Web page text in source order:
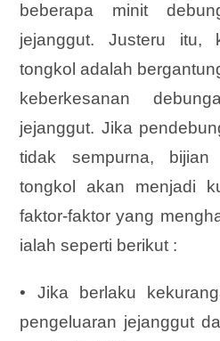
beberapa minit
jejanggut. Justeru itu,
tongkol adalah
keberkesanan
jejanggut. Jika
tidak sempurna,
tongkol akan menjadi
faktor-faktor yang
ialah seperti berikut :
• Jika berlaku
pengeluaran jejanggut